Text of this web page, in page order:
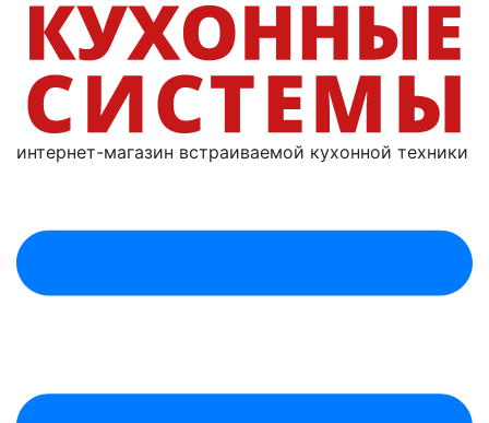
интернет-магазин встраиваемой кухонной техники